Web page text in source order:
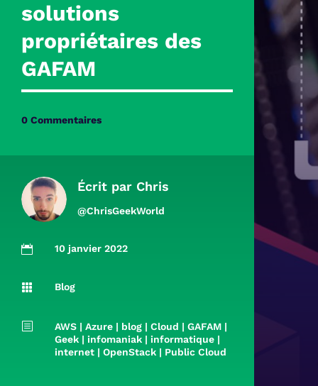
solutions
propriétaires des
GAFAM
0 Commentaires
Écrit par Chris
@ChrisGeekWorld
 10 janvier 2022
 Blog
b AWS |Azure | blog |Cloud |GAFAM |
Geek |infomaniak |informatique |
internet |OpenStack | Public Cloud